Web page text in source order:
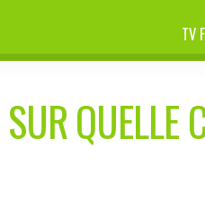
TV
QUELLE